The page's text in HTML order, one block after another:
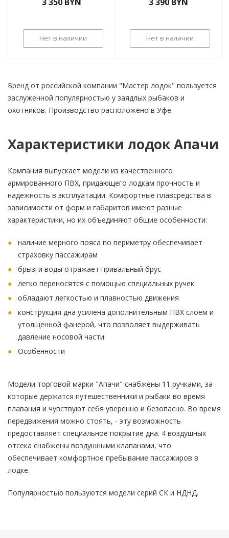
Нет в наличии Нет в наличии
Бренд от российской компании "Мастер лодок" пользуется
заслуженной популярностью у заядлых рыбаков и
охотников. Производство расположено в Уфе.
Характеристики лодок Апачи
Компания выпускает модели из качественного
армированного ПВХ, придающего лодкам прочность и
надежность в эксплуатации. Комфортные плавсредства в
зависимости от форм и габаритов имеют разные
характеристики, но их объединяют общие особенности:
наличие мерного пояса по периметру обеспечивает
страховку пассажирам
брызги воды отражает привальный брус
легко переносятся с помощью специальных ручек
обладают легкостью и плавностью движения
конструкция дна усилена дополнительным ПВХ слоем и
утолщенной фанерой, что позволяет выдерживать
давление носовой части.
Особенности
Модели торговой марки "Апачи" снабжены 11 ручками, за
которые держатся путешественники и рыбаки во время
плавания и чувствуют себя уверенно и безопасно. Во время
передвижения можно стоять, - эту возможность
предоставляет специальное покрытие дна. 4 воздушных
отсека снабжены воздушными клапанами, что
обеспечивает комфортное пребывание пассажиров в
лодке.
Популярностью пользуются модели серий СК и НДНД.